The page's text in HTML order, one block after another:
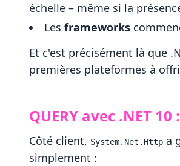
échelle – même si la
Les frameworks
Et c'est précisément là que
premières plateformes à
QUERY avec .NET
Côté client, System.Net.Http a
simplement :